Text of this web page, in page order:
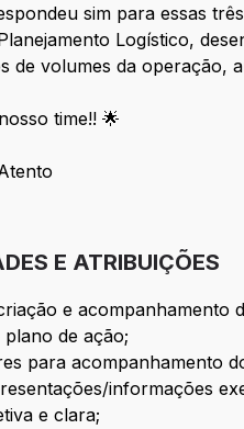
sim para essas
Logístico,
de volumes da operação,
time!! 🌟
E ATRIBUIÇÕES
e acompanhamento
plano de ação;
para acompanhamento
informações
e clara;